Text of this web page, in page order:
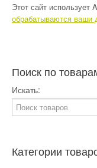
Этот сайт
обрабатываются ваши
Поиск по
Искать:
Категории